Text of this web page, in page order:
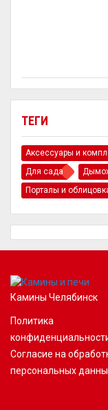
ТЕГИ
Аксессуары и
Для сада
Порталы и
Камины Челябинск
Политика
Согласие на
персональных